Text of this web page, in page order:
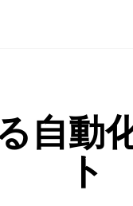
自動
ト